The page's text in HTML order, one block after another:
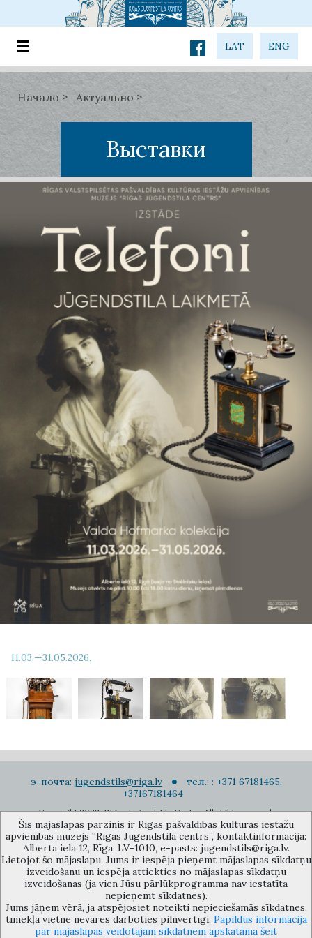
LAT ENG
Начало Актуально
Выставки
11.03.—31.05.2026.
э-почта: jugendstils@riga.lv
тел.: : +371 67181465,
+37167181464
Copyright 2022. Rigas Jugendstila Centrs. All right reserved.
Подписаться на новости
Музей объединения культурных учереждений Рижского
самоуправления «Рижский центр югендстиля», улица Альберта 12,
Рига, LV 1010, Латвия (дверной код: 12), jugendstils@riga.lv
Šīs mājaslapas pārzinis ir Rīgas pašvaldības kultūras iestāžu
apvienības muzejs “Rīgas Jūgendstila centrs”, kontaktinformācija:
Alberta iela 12, Rīga, LV-1010, e-pasts: jugendstils@riga.lv.
Lietojot šo mājaslapu, Jums ir iespēja pieņemt mājaslapas sīkdatņu
izveidošanu un iespēja attiekties no mājaslapas sīkdatņu
izveidošanas (ja vien Jūsu pārlūkprogramma nav iestatīta
nepieņemt sīkdatnes).
Jums jāņem vērā, ja atspējosiet noteikti nepieciešamās sīkdatnes,
tīmekļa vietne nevarēs darboties pilnvērtīgi. Papildus informācija
par mājaslapas veidotajām sīkdatnēm apskatāma šeit